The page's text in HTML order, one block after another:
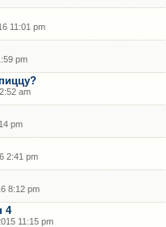
11:01 pm
pm
am
pm
2:41 pm
8:12 pm
4
11:15 pm